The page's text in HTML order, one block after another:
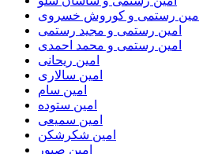
امین رستمی و کوروش خسروی
امین رستمی و مجید رستمی
امین رستمی و محمد احمدی
امین ریحانی
امین سالاری
امین سام
امین ستوده
امین سمیعی
امین شکرشکن
امین صبور